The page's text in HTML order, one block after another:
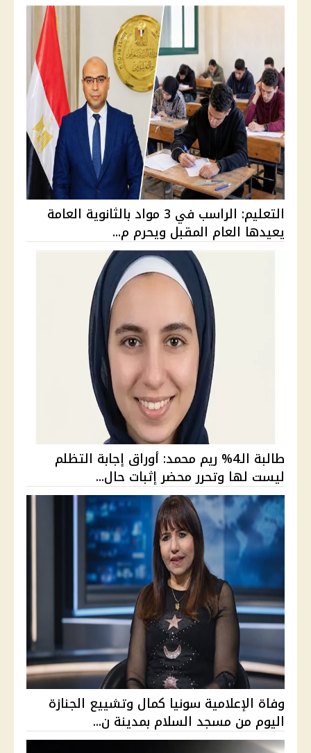
التعليم: الراسب في 3 مواد بالثانوية العامة
يعيدها العام المقبل ويحرم م...
طالبة الـ4% ريم محمد: أوراق إجابة التظلم
ليست لها وتحرر محضر إثبات حال...
وفاة الإعلامية سونيا كمال وتشييع الجنازة
اليوم من مسجد السلام بمدينة ن...